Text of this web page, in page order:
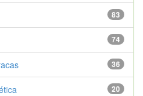
83
74
36
20